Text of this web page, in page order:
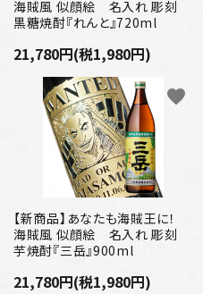
特定商取引法について
お問い合わせ
海賊風 似顔絵 名入れ 彫刻
黒糖焼酎『れんと』720ml
21,780円(税1,980円)
【新商品】あなたも海賊王に！
海賊風 似顔絵 名入れ 彫刻
芋焼酎『三岳』900ml
21,780円(税1,980円)
favorite